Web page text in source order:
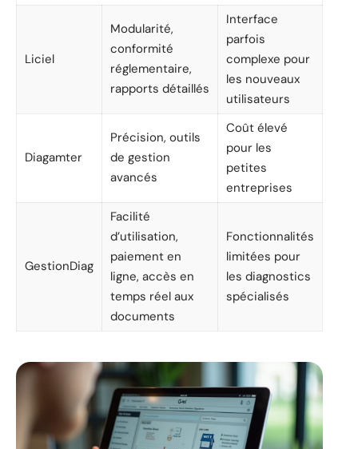
Liciel
Modularité,
conformité
réglementaire,
rapports détaillés
Interface
parfois
complexe pour
les nouveaux
utilisateurs
Diagamter
Précision, outils
de gestion
avancés
Coût élevé
pour les
petites
entreprises
GestionDiag
Facilité
d’utilisation,
paiement en
ligne, accès en
temps réel aux
documents
Fonctionnalités
limitées pour
les diagnostics
spécialisés